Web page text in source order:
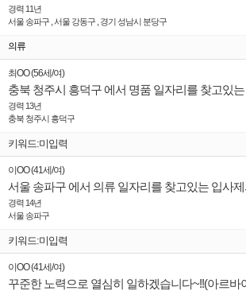
경력 11년
서울 송파구 , 서울 강동구 , 경기 성남시 분당구
의류
최OO(56세 /여)
경력 13년
충북 청주시 흥덕구
키워드:미입력
이OO(41세 /여)
경력 14년
서울 송파구
키워드:미입력
이OO(41세 /여)